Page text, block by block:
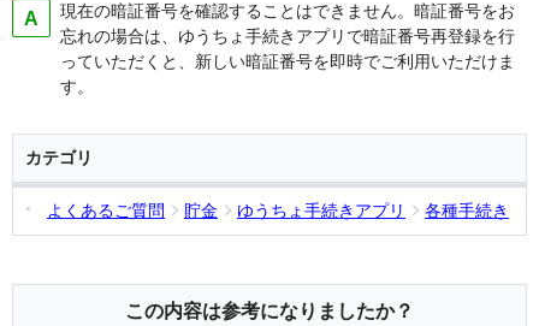
現在の暗証番号を確認することはできません。暗証番号をお
忘れの場合は、ゆうちょ手続きアプリで暗証番号再登録を行
っていただくと、新しい暗証番号を即時でご利用いただけま
す。
カテゴリ
よくあるご質問 貯金 ゆうちょ手続きアプリ 各種手続き
この内容は参考になりましたか？